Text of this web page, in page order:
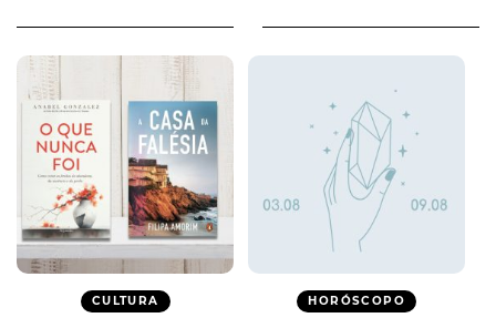
CULTURA HORÓSCOPO